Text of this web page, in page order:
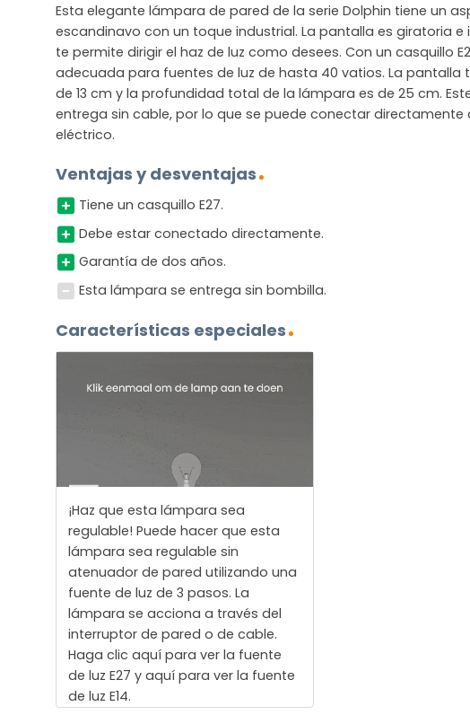
Esta elegante lámpara de pared de la serie Dolphin tiene un
escandinavo con un toque industrial. La pantalla es giratoria e
te permite dirigir el haz de luz como desees. Con un casquillo
adecuada para fuentes de luz de hasta 40 vatios. La pantalla
de 13 cm y la profundidad total de la lámpara es de 25 cm.
entrega sin cable, por lo que se puede conectar directamente
eléctrico.
Ventajas y desventajas
Tiene un casquillo E27.
Debe estar conectado directamente.
Garantía de dos años.
Esta lámpara se entrega sin bombilla.
Características especiales
¡Haz que esta lámpara sea
regulable! Puede hacer que esta
lámpara sea regulable sin
atenuador de pared utilizando una
fuente de luz de 3 pasos. La
lámpara se acciona a través del
interruptor de pared o de cable.
Haga clic aquí para ver la fuente
de luz E27 y aquí para ver la fuente
de luz E14.